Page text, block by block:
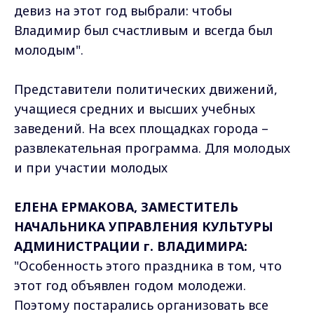
девиз на этот год выбрали: чтобы
Владимир был счастливым и всегда был
молодым".
Представители политических движений,
учащиеся средних и высших учебных
заведений. На всех площадках города –
развлекательная программа. Для молодых
и при участии молодых
ЕЛЕНА ЕРМАКОВА, ЗАМЕСТИТЕЛЬ
НАЧАЛЬНИКА УПРАВЛЕНИЯ КУЛЬТУРЫ
АДМИНИСТРАЦИИ г. ВЛАДИМИРА:
"Особенность этого праздника в том, что
этот год объявлен годом молодежи.
Поэтому постарались организовать все